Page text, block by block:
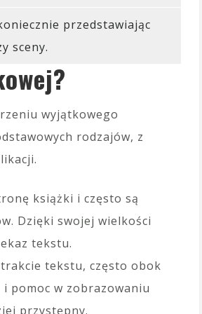
przedstawiając
sceny.
wyjątkowego
rodzajów, z
książki i często są
Dzięki swojej wielkości
tekstu.
tekstu, często obok
pomoc w zobrazowaniu
przystępny.